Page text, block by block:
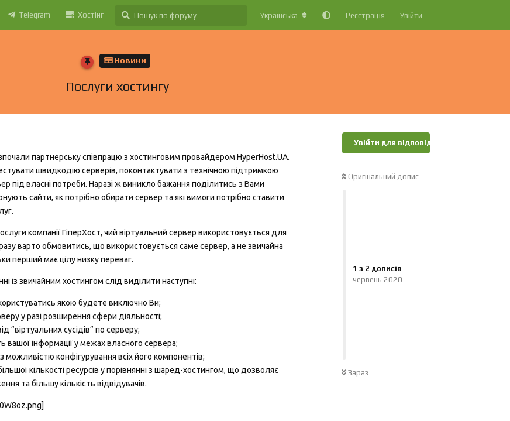
Telegram Хостінґ Українська Реєстрація Увійти
Новини
Послуги хостингу
Увійти для відповіді
Оригінальний допис
1 з 2 дописів
червень 2020
Зараз
партнерську співпрацю з хостинговим провайдером HyperHost.UA.
швидкодію серверів, поконтактувати з технічною підтримкою
під власні потреби. Наразі ж виникло бажання поділитись з Вами
сайти, як потрібно обирати сервер та які вимоги потрібно ставити
компанії ГіперХост, чий віртуальний сервер використовується для
варто обмовитись, що використовується саме сервер, а не звичайна
перший має цілу низку переваг.
із звичайним хостингом слід виділити наступні:
якою будете виключно Ви;
у разі розширення сфери діяльності;
“віртуальних сусідів” по серверу;
вашої інформації у межах власного сервера;
конфігурування всіх його компонентів;
кількості ресурсів у порівнянні з шаред-хостингом, що дозволяє
та більшу кількість відвідувачів.